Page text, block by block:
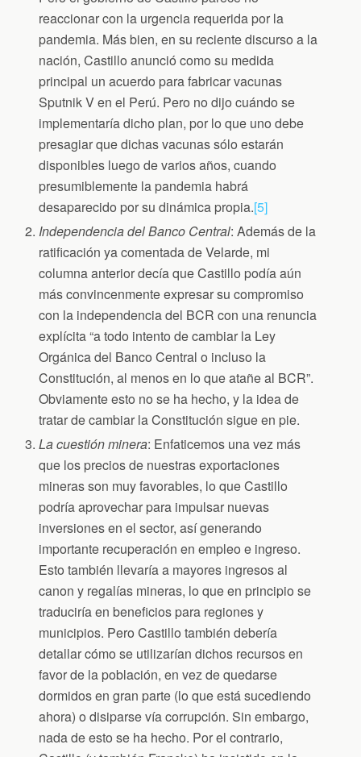
reaccionar con la urgencia requerida por la
pandemia. Más bien, en su reciente discurso a la
nación, Castillo anunció como su medida
principal un acuerdo para fabricar vacunas
Sputnik V en el Perú. Pero no dijo cuándo se
implementaría dicho plan, por lo que uno debe
presagiar que dichas vacunas sólo estarán
disponibles luego de varios años, cuando
presumiblemente la pandemia habrá
desaparecido por su dinámica propia.[5]
Independencia del Banco Central: Además de la
ratificación ya comentada de Velarde, mi
columna anterior decía que Castillo podía aún
más convincenmente expresar su compromiso
con la independencia del BCR con una renuncia
explícita “a todo intento de cambiar la Ley
Orgánica del Banco Central o incluso la
Constitución, al menos en lo que atañe al BCR”.
Obviamente esto no se ha hecho, y la idea de
tratar de cambiar la Constitución sigue en pie.
La cuestión minera: Enfaticemos una vez más
que los precios de nuestras exportaciones
mineras son muy favorables, lo que Castillo
podría aprovechar para impulsar nuevas
inversiones en el sector, así generando
importante recuperación en empleo e ingreso.
Esto también llevaría a mayores ingresos al
canon y regalías mineras, lo que en principio se
traduciría en beneficios para regiones y
municipios. Pero Castillo también debería
detallar cómo se utilizarían dichos recursos en
favor de la población, en vez de quedarse
dormidos en gran parte (lo que está sucediendo
ahora) o disiparse vía corrupción. Sin embargo,
nada de esto se ha hecho. Por el contrario,